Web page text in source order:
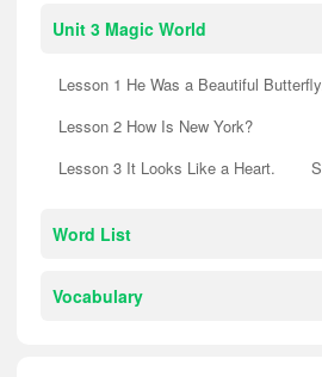
Unit 3 Magic World
Lesson 1 He Was a Beautiful
Lesson 2 How Is New York?
Lesson 3 It Looks Like a Heart.
Word List
Vocabulary